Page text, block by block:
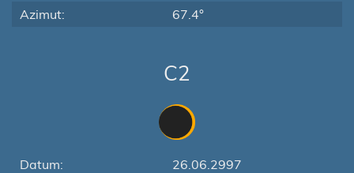
Azimut:
67.4°
C2
Datum:
26.06.2997